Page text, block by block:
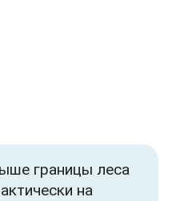
границы леса
на